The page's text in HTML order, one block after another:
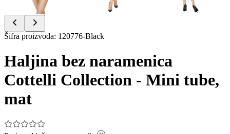
Item
of
Šifra proizvoda: 120776-Black
Haljina bez naramenica
Cottelli Collection - Mini tube,
mat